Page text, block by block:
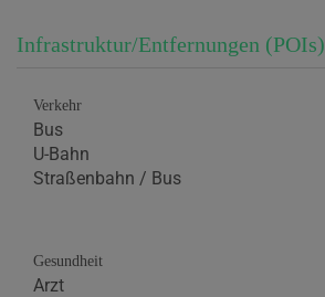
Infrastruktur/Entfernungen (POIs)
Verkehr
Bus
U-Bahn
Straßenbahn / Bus
Gesundheit
Arzt